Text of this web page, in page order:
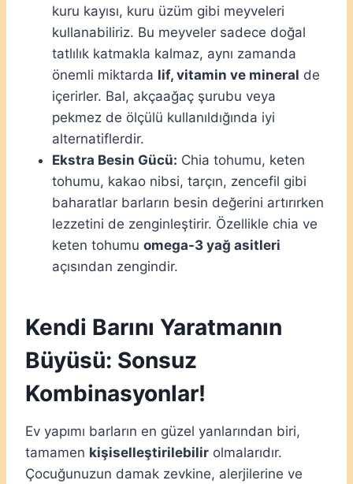
kuru kayısı, kuru üzüm gibi meyveleri
kullanabiliriz. Bu meyveler sadece doğal
tatlılık katmakla kalmaz, aynı zamanda
önemli miktarda lif, vitamin ve mineral de
içerirler. Bal, akçaağaç şurubu veya
pekmez de ölçülü kullanıldığında iyi
alternatiflerdir.
Ekstra Besin Gücü: Chia tohumu, keten
tohumu, kakao nibsi, tarçın, zencefil gibi
baharatlar barların besin değerini artırırken
lezzetini de zenginleştirir. Özellikle chia ve
keten tohumu omega-3 yağ asitleri
açısından zengindir.
Kendi Barını Yaratmanın
Büyüsü: Sonsuz
Kombinasyonlar!
Ev yapımı barların en güzel yanlarından biri,
tamamen kişiselleştirilebilir olmalarıdır.
Çocuğunuzun damak zevkine, alerjilerine ve